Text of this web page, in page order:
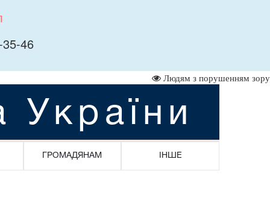
35-46
Людям з порушенням зору
України
ГРОМАДЯНАМ ІНШЕ